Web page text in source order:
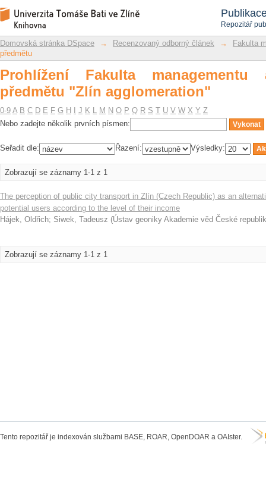
Repozitář
Prohlížení Fakulta managementu a
Repozitář DSpace/Manakin
Domovská stránka DSpace → Recenzovaný odborný článek →
Fakulta
předmětu
Prohlížení Fakulta
předmětu "Zlín agglomeration"
0-9 A B C D E F G H J K L M N O P Q R S T U V W X Y Z
Nebo zadejte několik prvních písmen:
Seřadit dle: Řazení: Výsledky:
Zobrazují se záznamy 1-1 z 1
The perception of public city transport in Zlín (Czech Republic) as an
potential users according to the level of their income
Hájek, Oldřich; Siwek, Tadeusz (Ústav geoniky Akademie věd České
Zobrazují se záznamy 1-1 z 1
Tento repozitář je indexován službami BASE, ROAR, OpenDOAR a OAIster.